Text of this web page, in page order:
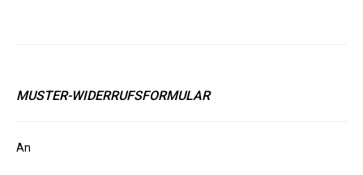
MUSTER-WIDERRUFSFORMULAR
An